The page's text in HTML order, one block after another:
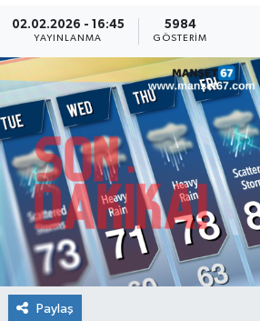
02.02.2026 - 16:45
YAYINLANMA
5984
GÖSTERIM
Paylaş
Magazin
Medya
Mizah
Röportaj
Teknoloji